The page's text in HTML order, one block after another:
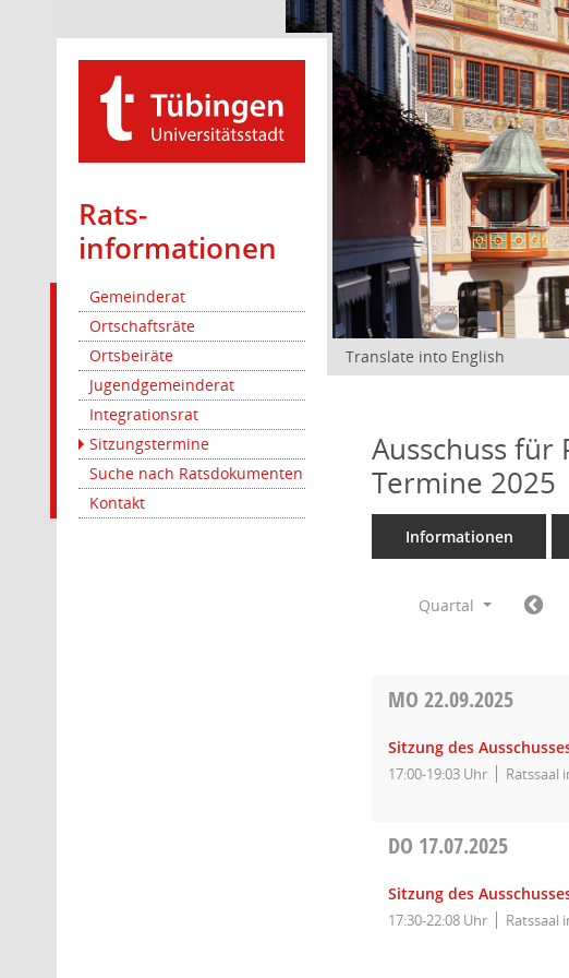
Rats­
informationen
Gemeinderat
Ortschaftsräte
Ortsbeiräte
Jugendgemeinderat
Integrationsrat
Sitzungstermine
Suche nach Ratsdokumenten
Kontakt
Translate into English
Ausschuss für
Termine 2025
Informationen
Quartal
MO22.09.2025
Sitzung des
17:00-19:03 Uhr Ratssaal
DO 17.07.2025
Sitzung des
17:30-22:08 Uhr Ratssaal